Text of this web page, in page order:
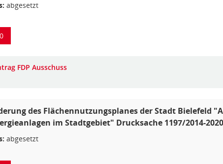
abgesetzt
FDP Ausschuss
des Flächennutzungsplanes der Stadt Bielefeld
im Stadtgebiet" Drucksache 1197/2014-
abgesetzt